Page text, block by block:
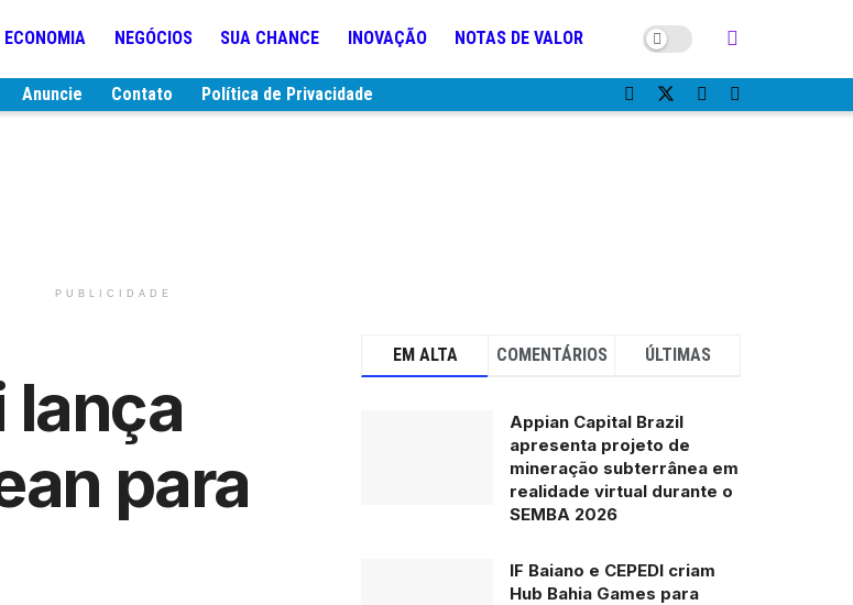
ECONOMIA NEGÓCIOS SUA CHANCE INOVAÇÃO NOTAS DE VALOR
Anuncie Contato Política de Privacidade
PUBLICIDADE
lança
para
EM ALTA COMENTÁRIOS ÚLTIMAS
Appian Capital Brazil
apresenta projeto de
mineração subterrânea em
realidade virtual durante o
SEMBA 2026
IF Baiano e CEPEDI criam
Hub Bahia Games para